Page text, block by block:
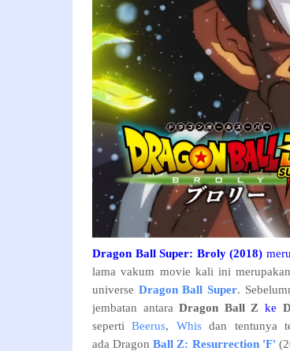
Dragon Ball Super: Broly (2018)
lama vakum movie kali ini
universe Dragon Ball Super.
jembatan antaraDragon Ball Z ke
sepertiBeerus, Whisdan tentunya
ada DragonBall Z: Resurrection 'F'